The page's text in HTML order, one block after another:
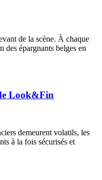
de la scène. À chaque
des épargnants belges en
Look&Fin
demeurent volatils, les
à la fois sécurisés et